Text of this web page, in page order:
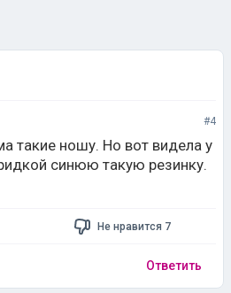
#4
такие ношу. Но вот видела у
синюю такую резинку.
Не нравится 7
Ответить